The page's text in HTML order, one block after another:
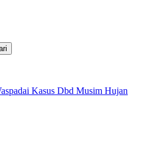
Kasus Dbd Musim Hujan